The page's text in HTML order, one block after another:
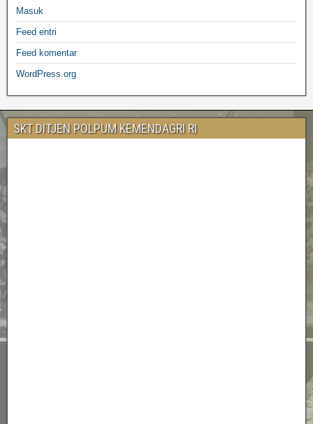
Masuk
Feed entri
Feed komentar
WordPress.org
SKT DITJEN POLPUM KEMENDAGRI RI